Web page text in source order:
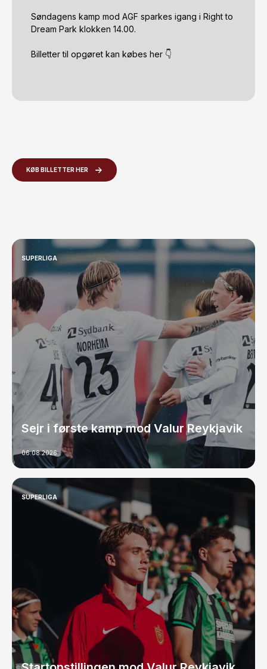
Søndagens kamp mod AGF sparkes igang i Right to
Dream Park klokken 14.00.
Billetter til opgøret kan købes her 👇
KØB BILLETTER HER
SUPERLIGA
Sejr i første kamp mod Valur Reykjavik
06.08.2026
SUPERLIGA